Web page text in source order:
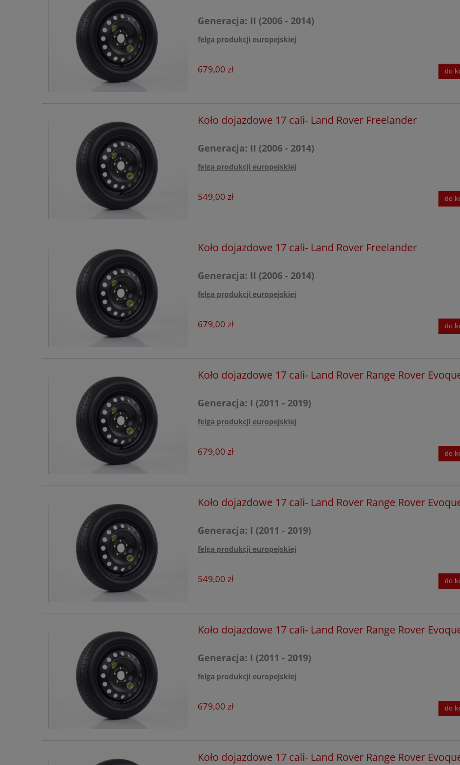
SsangYong
Volkswagen
Generacja: II (2006 - 2014)
felga produkcji europejskiej
679,00 zł do
Koło dojazdowe 17 cali- Land Rover Freelander
Generacja: II (2006 - 2014)
felga produkcji europejskiej
549,00 zł do
Koło dojazdowe 17 cali- Land Rover Freelander
Generacja: II (2006 - 2014)
felga produkcji europejskiej
679,00 zł do
Koło dojazdowe 17 cali- Land Rover Range Rover
Generacja: I (2011 - 2019)
felga produkcji europejskiej
679,00 zł do
Koło dojazdowe 17 cali- Land Rover Range Rover
Generacja: I (2011 - 2019)
felga produkcji europejskiej
549,00 zł do
Koło dojazdowe 17 cali- Land Rover Range Rover
Generacja: I (2011 - 2019)
felga produkcji europejskiej
679,00 zł do
Koło dojazdowe 17 cali- Land Rover Range Rover